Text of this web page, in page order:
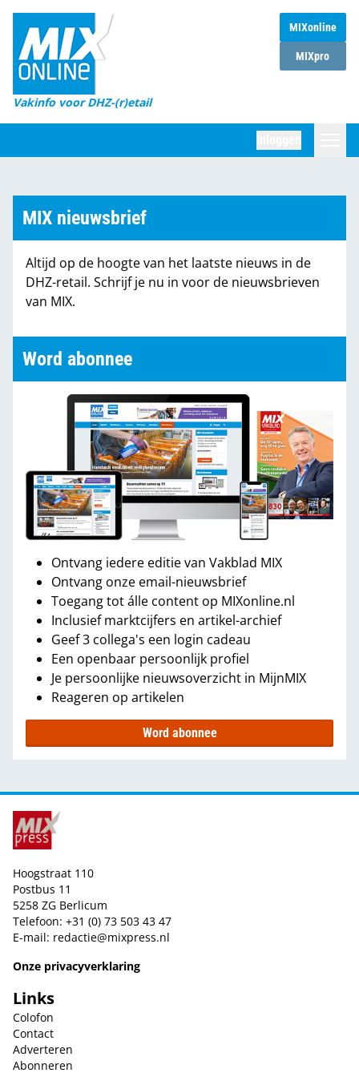
MIXonline
MIXpro
Vakinfo voor DHZ-(r)etail
Home
Magazines
DHZ Sessie
Marktcijfers
Partners
MIX nieuwsbrief
Altijd op de hoogte van het laatste nieuws in de
DHZ-retail. Schrijf je nu in voor de nieuwsbrieven
van MIX.
Word abonnee
Ontvang iedere editie van Vakblad MIX
Ontvang onze email-nieuwsbrief
Toegang tot álle content op MIXonline.nl
Inclusief marktcijfers en artikel-archief
Geef 3 collega's een login cadeau
Een openbaar persoonlijk profiel
Je persoonlijke nieuwsoverzicht in MijnMIX
Reageren op artikelen
Word abonnee
Hoogstraat 110
Postbus 11
5258 ZG Berlicum
Telefoon: +31 (0) 73 503 43 47
E-mail: redactie@mixpress.nl
Onze privacyverklaring
Links
Colofon
Contact
Adverteren
Abonneren